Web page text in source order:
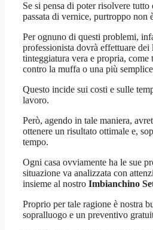
Se si pensa di poter risolvere tutto
passata di vernice, purtroppo non
Per ognuno di questi problemi,
professionista dovrà effettuare
tinteggiatura vera e propria,
contro la muffa o una più
Questo incide sui costi e sulle
lavoro.
Però, agendo in tale maniera,
ottenere un risultato ottimale e,
tempo.
Ogni casa ovviamente ha le sue
situazione va analizzata con
insieme al nostro Imbianchino
Proprio per tale ragione è nostra
sopralluogo e un preventivo